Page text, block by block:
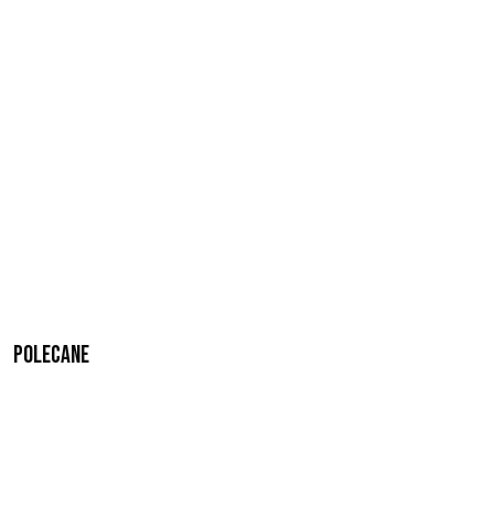
Polecane